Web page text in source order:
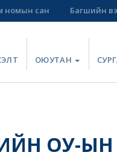
номын сан Багшийн
ОЮУТАН
ОУ-